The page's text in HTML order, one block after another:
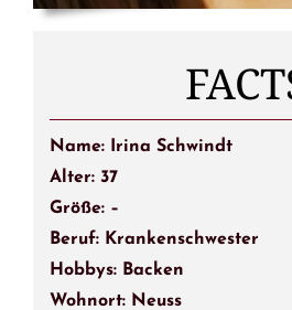
Name: Irina Schwindt
Alter: 37
Größe: –
Beruf: Krankenschwester
Hobbys: Backen
Wohnort: Neuss